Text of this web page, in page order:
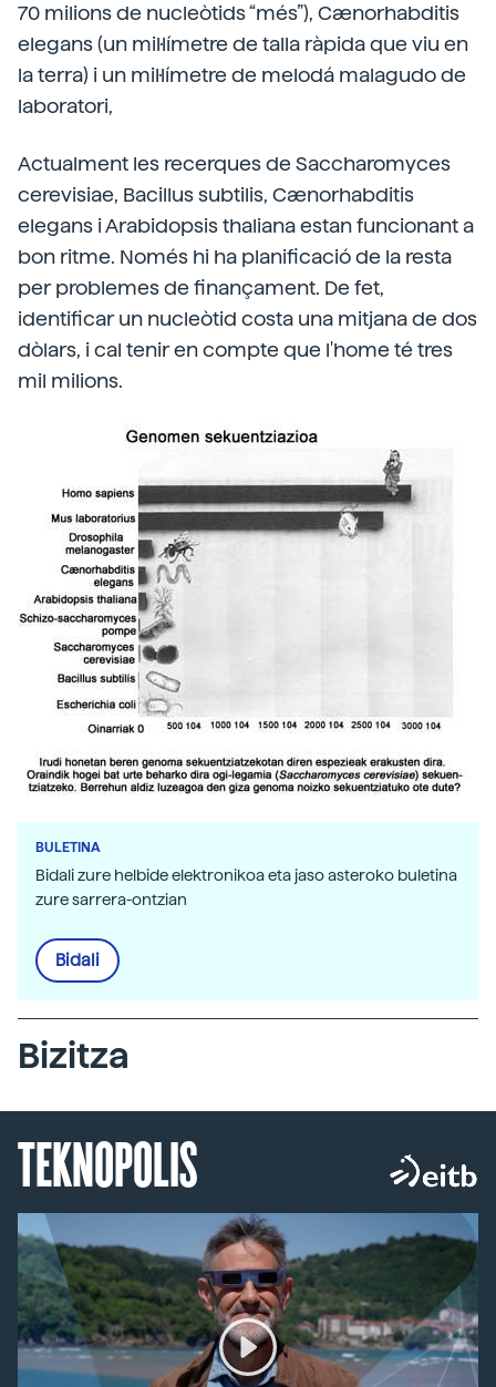
70 milions de nucleòtids “més”), Cænorhabditis
elegans (un mil·límetre de talla ràpida que viu en
la terra) i un mil·límetre de melodá malagudo de
laboratori,
Actualment les recerques de Saccharomyces
cerevisiae, Bacillus subtilis, Cænorhabditis
elegans i Arabidopsis thaliana estan funcionant a
bon ritme. Només hi ha planificació de la resta
per problemes de finançament. De fet,
identificar un nucleòtid costa una mitjana de dos
dòlars, i cal tenir en compte que l'home té tres
mil milions.
BULETINA
Bidali zure helbide elektronikoa eta jaso asteroko buletina
zure sarrera-ontzian
Bidali
Bizitza
TEKNOPOLIS